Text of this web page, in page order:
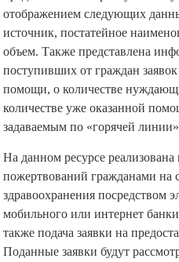
отображением следующих
источник, постатейное
объем. Также представлена
поступивших от граждан
помощи, о количестве
количестве уже оказанной
задаваемым по «горячей
На данном ресурсе
пожертвований гражданами на
здравоохранения посредством
мобильного или интернет
также подача заявки на
Поданные заявки будут